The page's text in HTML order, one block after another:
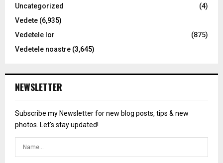
Uncategorized
(4)
Vedete (6,935)
Vedetele lor
(875)
Vedetele noastre (3,645)
NEWSLETTER
Subscribe my Newsletter for new blog posts, tips & new
photos. Let's stay updated!